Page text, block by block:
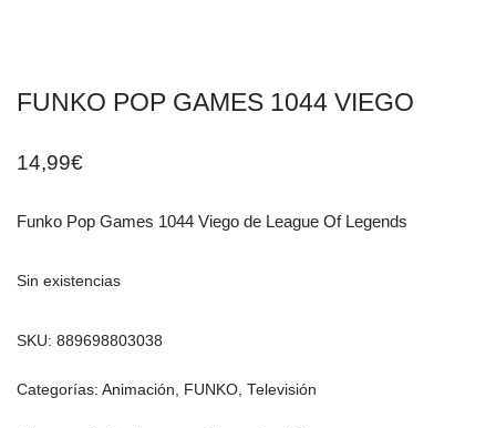
FUNKO POP GAMES 1044 VIEGO
14,99€
Funko Pop Games 1044 Viego de League Of Legends
Sin existencias
SKU: 889698803038
Categorías: Animación FUNKO Televisión